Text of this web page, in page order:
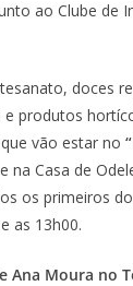
ao Clube de
doces
produtos
que vão estar no
na Casa de
os primeiros
as 13h00.
Ana Moura no